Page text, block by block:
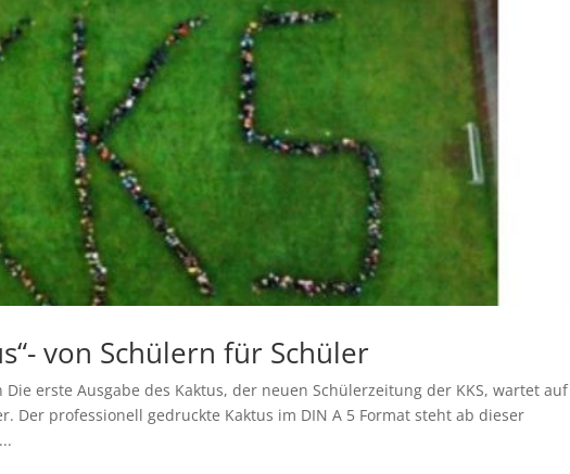
von Schülern für Schüler
erste Ausgabe des Kaktus, der neuen Schülerzeitung der KKS, wartet auf
Der professionell gedruckte Kaktus im DIN A 5 Format steht ab dieser